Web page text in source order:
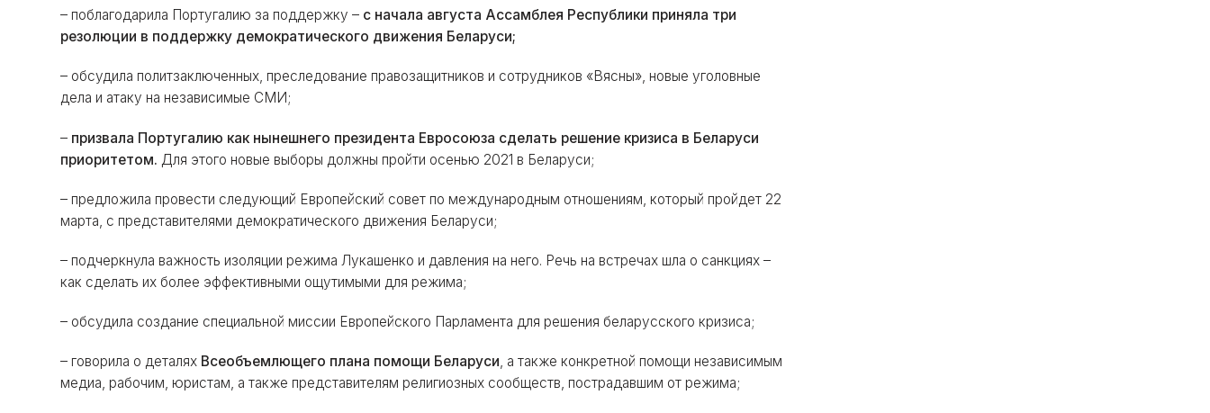
– поблагодарила Португалию за поддержку – с начала августа Ассамблея Республики приняла три
резолюции в поддержку демократического движения Беларуси;
– обсудила политзаключенных, преследование правозащитников и сотрудников «Вясны», новые уголовные
дела и атаку на независимые СМИ;
– призвала Португалию как нынешнего президента Евросоюза сделать решение кризиса в Беларуси
приоритетом. Для этого новые выборы должны пройти осенью 2021 в Беларуси;
– предложила провести следующий Европейский совет по международным отношениям, который пройдет 22
марта, с представителями демократического движения Беларуси;
– подчеркнула важность изоляции режима Лукашенко и давления на него. Речь на встречах шла о санкциях –
как сделать их более эффективными ощутимыми для режима;
– обсудила создание специальной миссии Европейского Парламента для решения беларусского кризиса;
– говорила о деталях Всеобъемлющего плана помощи Беларуси, а также конкретной помощи независимым
медиа, рабочим, юристам, а также представителям религиозных сообществ, пострадавшим от режима;